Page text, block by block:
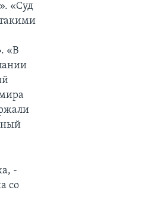
«Суд
«В
-
со